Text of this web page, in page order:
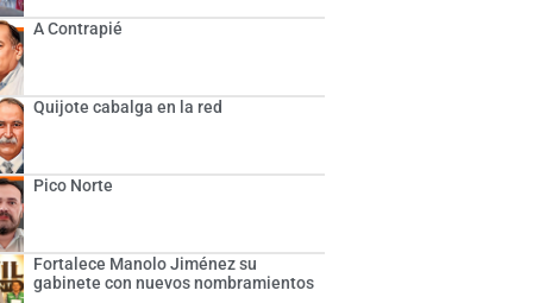
A Contrapié
Quijote cabalga en la red
Pico Norte
Fortalece Manolo Jiménez su
gabinete con nuevos nombramientos